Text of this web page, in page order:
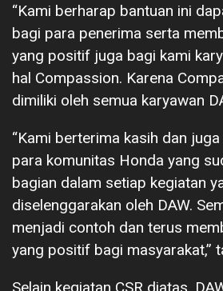
“Kami berharap bantuan ini
bagi para penerima serta
yang positif juga bagi kami
hal Compassion. Karena
dimiliki oleh semua karyawan
“Kami berterima kasih dan
para komunitas Honda yang
bagian dalam setiap kegiatan
diselenggarakan oleh DAW.
menjadi contoh dan terus
yang positif bagi masyarakat,”